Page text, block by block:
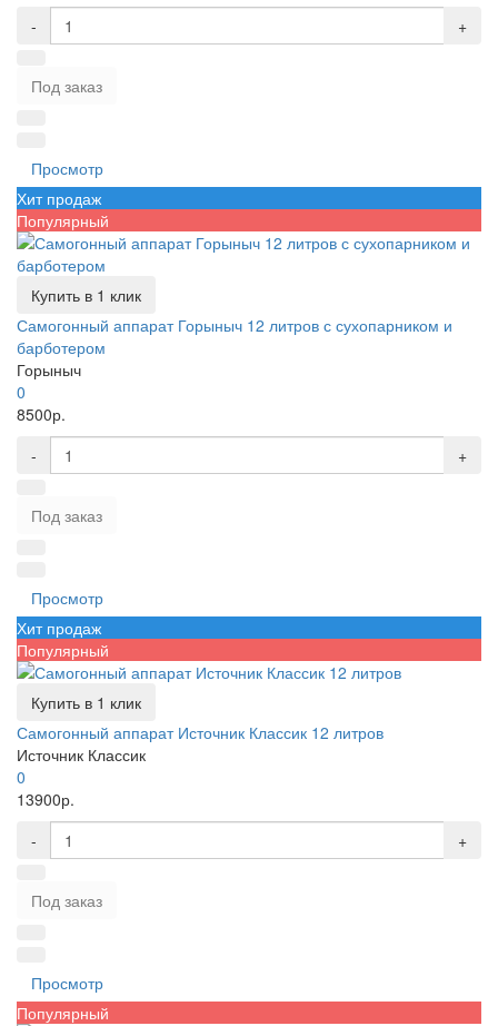
- +
Под заказ
Просмотр
Хит продаж
Популярный
Купить в 1 клик
Самогонный аппарат Горыныч 12 литров с сухопарником и
барботером
Горыныч
0
8500р.
-
+
Под заказ
Просмотр
Хит продаж
Популярный
Купить в 1 клик
Самогонный аппарат Источник Классик 12 литров
Источник Классик
0
13900р.
-
+
Под заказ
Просмотр
Популярный